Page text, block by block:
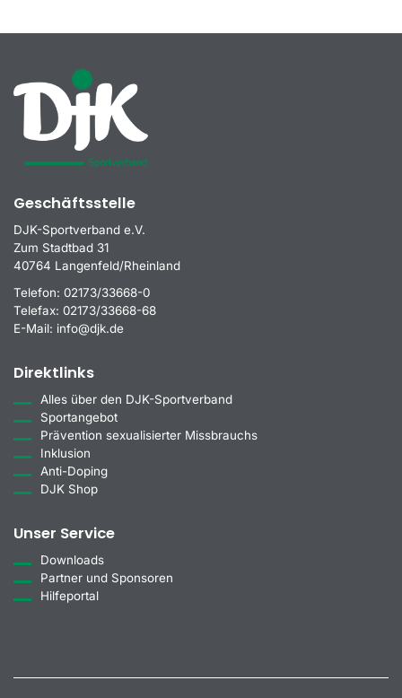
Geschäftsstelle
DJK-Sportverband e.V.
Zum Stadtbad 31
40764 Langenfeld/Rheinland
Telefon: 02173/33668-0
Telefax: 02173/33668-68
E-Mail: info@djk.de
Direktlinks
Alles über den DJK-Sportverband
Sportangebot
Prävention sexualisierter Missbrauchs
Inklusion
Anti-Doping
DJK Shop
Unser Service
Downloads
Partner und Sponsoren
Hilfeportal